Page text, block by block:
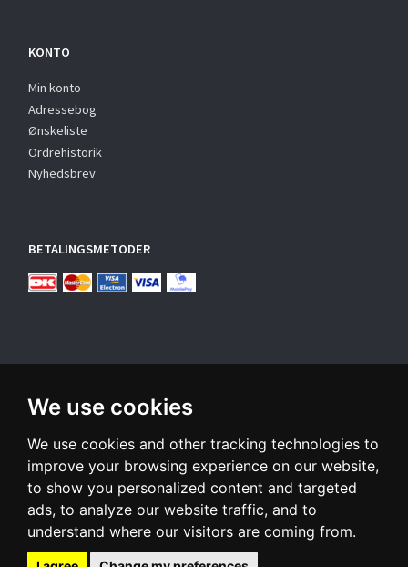
We use cookies
We use cookies and other tracking technologies to
improve your browsing experience on our website,
to show you personalized content and targeted
ads, to analyze our website traffic, and to
understand where our visitors are coming from.
KONTO
Min konto
Adressebog
Ønskeliste
Ordrehistorik
Nyhedsbrev
BETALINGSMETODER
TILMELD NYHEDSBREV
Email-
adresse
Tilmeld dig vores nyhedsbrev og modtag gode tilbud samt
andre spændende nyheder direkte i din indbakke.
Tilmeld Afmeld